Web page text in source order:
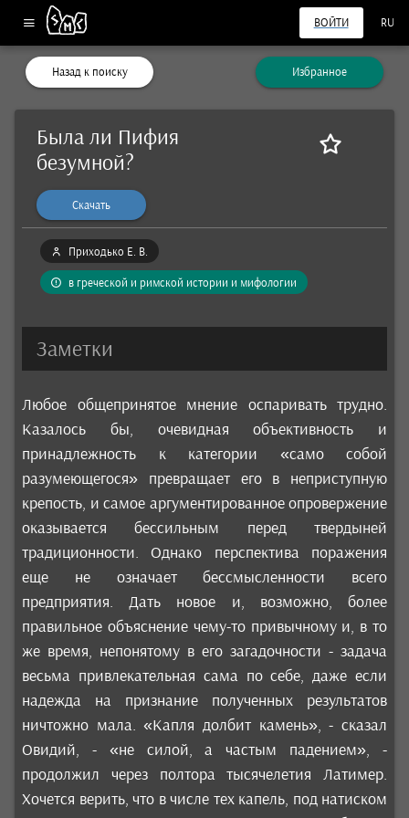
ВОЙТИ RU
Назад к поиску Избранное
Была ли Пифия
безумной?
Скачать
Приходько Е. В.
в греческой и римской истории и мифологии
Заметки
Любое общепринятое мнение оспаривать трудно.
Казалось бы, очевидная объективность и
принадлежность к категории «само собой
разумеющегося» превращает его в неприступную
крепость, и самое аргументированное опровержение
оказывается бессильным перед твердыней
традиционности. Однако перспектива поражения
еще не означает бессмысленности всего
предприятия. Дать новое и, возможно, более
правильное объяснение чему-то привычному и, в то
же время, непонятому в его загадочности - задача
весьма привлекательная сама по себе, даже если
надежда на признание полученных результатов
ничтожно мала. «Капля долбит камень», - сказал
Овидий, - «не силой, а частым падением», -
продолжил через полтора тысячелетия Латимер.
Хочется верить, что в числе тех капель, под натиском